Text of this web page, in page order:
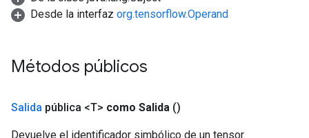
Desde la interfaz org.tensorflow.Operand
Métodos públicos
Salida pública <T> como Salida ()
Devuelve el identificador simbólico de un tensor.